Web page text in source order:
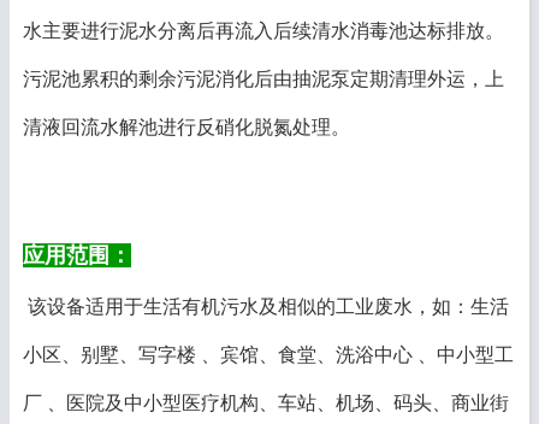
水主要进行泥水分离后再流入后续清水消毒池达标排放。
污泥池累积的剩余污泥消化后由抽泥泵定期清理外运，上
清液回流水解池进行反硝化脱氮处理。
应用范围：
该设备适用于生活有机污水及相似的工业废水，如：生活
小区、别墅、写字楼 、宾馆、食堂、洗浴中心 、中小型工
厂 、医院及中小型医疗机构、车站、机场、码头、商业街